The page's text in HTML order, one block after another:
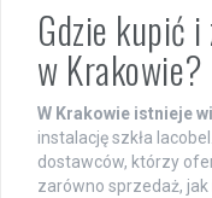
Gdzie kupić
w Krakowie?
W Krakowie istnieje
instalację szkła
dostawców, którzy
zarówno sprzedaż,